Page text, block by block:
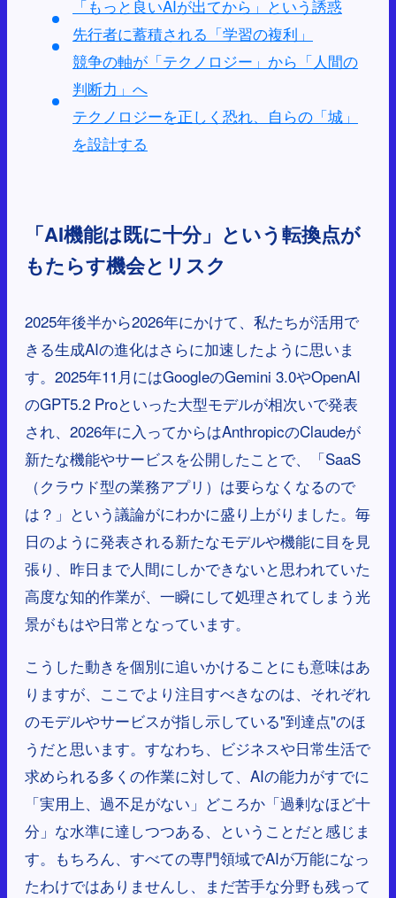
「もっと良いAIが出てから」という誘惑
先行者に蓄積される「学習の複利」
競争の軸が「テクノロジー」から「人間の
判断力」へ
テクノロジーを正しく恐れ、自らの「城」
を設計する
「AI機能は既に十分」という転換点が
もたらす機会とリスク
2025年後半から2026年にかけて、私たちが活用で
きる生成AIの進化はさらに加速したように思いま
す。2025年11月にはGoogleのGemini 3.0やOpenAI
のGPT5.2 Proといった大型モデルが相次いで発表
され、2026年に入ってからはAnthropicのClaudeが
新たな機能やサービスを公開したことで、「SaaS
（クラウド型の業務アプリ）は要らなくなるので
は？」という議論がにわかに盛り上がりました。毎
日のように発表される新たなモデルや機能に目を見
張り、昨日まで人間にしかできないと思われていた
高度な知的作業が、一瞬にして処理されてしまう光
景がもはや日常となっています。
こうした動きを個別に追いかけることにも意味はあ
りますが、ここでより注目すべきなのは、それぞれ
のモデルやサービスが指し示している"到達点"のほ
うだと思います。すなわち、ビジネスや日常生活で
求められる多くの作業に対して、AIの能力がすでに
「実用上、過不足がない」どころか「過剰なほど十
分」な水準に達しつつある、ということだと感じま
す。もちろん、すべての専門領域でAIが万能になっ
たわけではありませんし、まだ苦手な分野も残って